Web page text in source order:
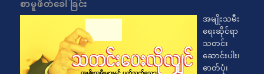
စာမူဖိတ်ခေါ်ခြင်း
အမျိုးသမီး
ရေးဆိုင်ရာ
သတင်း
ဆောင်းပါး၊
ဓာတ်ပုံ၊